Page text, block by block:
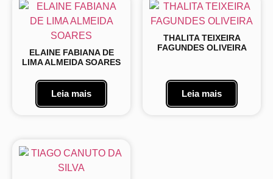
ELAINE FABIANA DE
LIMA ALMEIDA SOARES
Leia mais
THALITA TEIXEIRA
FAGUNDES OLIVEIRA
Leia mais